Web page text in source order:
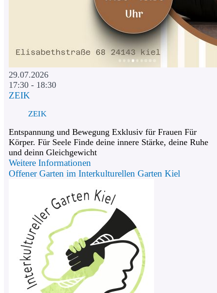
29.07.2026
17:30 - 18:30
ZEIK
ZEIK
Entspannung und Bewegung Exklusiv für Frauen Für
Körper. Für Seele Finde deine innere Stärke, deine Ruhe
und deinn Gleichgewicht
Weitere Informationen
Offener Garten im Interkulturellen Garten Kiel